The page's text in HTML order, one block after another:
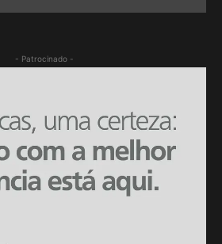
- Patrocinado -